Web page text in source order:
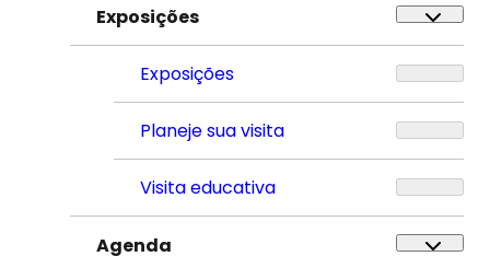
Exposições
Exposições
Planeje sua visita
Visita educativa
Agenda